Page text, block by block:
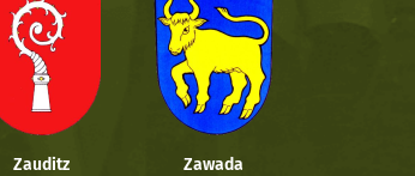
Zauditz Zawada